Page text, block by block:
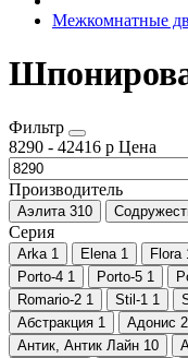
Межкомнатные
Фильтр
8290 - 42416 р Цена
Производитель
Аэлита 310
Серия
Arka 1 Elena 1 Flora
Porto-4 1 Porto-5 1
Romario-2 1 Stil-1 1
Абстракция 1 Адонис 2
Антик, Антик Лайн 10